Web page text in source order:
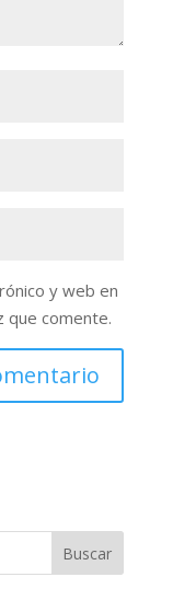
y web en
que comente.
Buscar